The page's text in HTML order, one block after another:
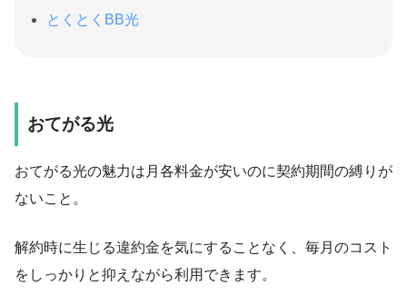
とくとくBB光
おてがる光
おてがる光の魅力は月各料金が安いのに契約期間の縛りが
ないこと。
解約時に生じる違約金を気にすることなく、毎月のコスト
をしっかりと抑えながら利用できます。